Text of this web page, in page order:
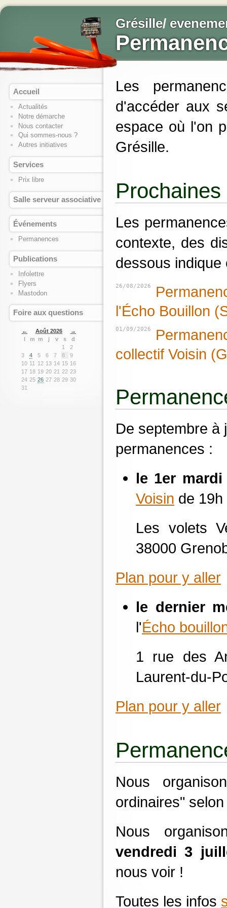
Grésille/
Accueil
Actualités
Notre démarche
Nous contacter
Qui sommes-nous ?
Autres initiatives
Services
Prix libre
Salle serveur associative
Événements
Permanences
Publications
Infolettre
Flyers
Mastodon
Foire aux questions
← Août 2026
→
m m j v s
d
1
2
3
4 5 6 7 8
9
10 11 12 13 14 15 16
17 18 19 20 21 22 23
24 25 26 27 28 29 30
31
Les
d'accéder aux
espace où l'on
Grésille.
Les
contexte, des
dessous indique
26/08/2026
l'Écho Bouillon
01/09/2026
collectif Voisin
De septembre à
permanences :
le 1er
Voisin de
Les volets
38000
Plan pour y aller
le dernier
l'Écho
1 rue des
Laurent-du-
Plan pour y aller
Nous
ordinaires"
Nous
vendredi 3
nous voir !
Toutes les infos